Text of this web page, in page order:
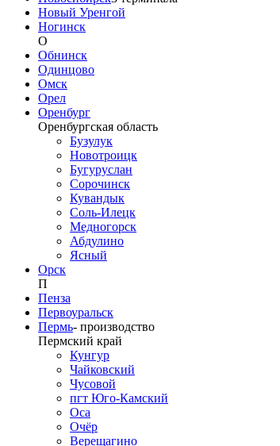
Новый Уренгой
Ногинск
О
Обнинск
Одинцово
Омск
Орел
Оренбург
Оренбургская область
Бузулук
Новотроицк
Бугуруслан
Сорочинск
Кувандык
Соль-Илецк
Медногорск
Абдулино
Ясный
Орск
П
Пенза
Первоуральск
Пермь- производство
Пермский край
Кунгур
Чайковский
Чусовой
пгт Юго-Камский
Оса
Очёр
Верещагино